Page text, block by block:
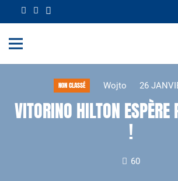
NON CLASSÉ Wojto 26
VITORINO HILTON ESPÈRE
!
60